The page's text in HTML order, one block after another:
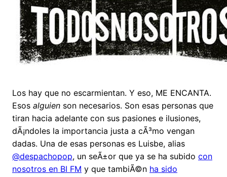
Los hay que no escarmientan. Y eso, ME ENCANTA.
Esos alguien son necesarios. Son esas personas que
tiran hacia adelante con sus pasiones e ilusiones,
dÃ¡ndoles la importancia justa a cÃ³mo vengan
dadas. Una de esas personas es Luisbe, alias
@despachopop, un seÃ±or que ya se ha subido con
nosotros en BI FM y que tambiÃ©n ha sido